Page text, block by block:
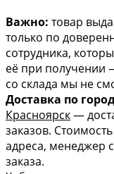
Важно: товар
только по
сотрудника,
её при получении
со склада мы не
Доставка по
Красноярск—
заказов.
адреса, менеджер
заказа.